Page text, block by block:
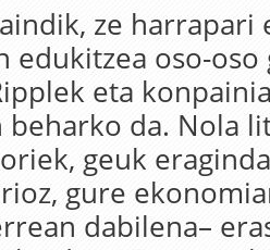
ze harrapari
edukitzea oso-oso
eta
beharko da. Nola
geuk
gure
dabilena–